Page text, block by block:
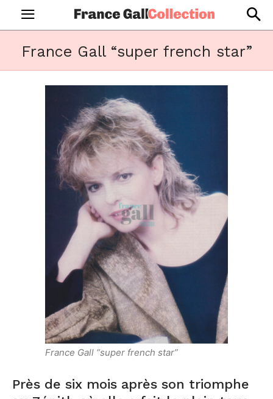
France Gall “super french star”
France Gall “super french star”
Près de six mois après son triomphe